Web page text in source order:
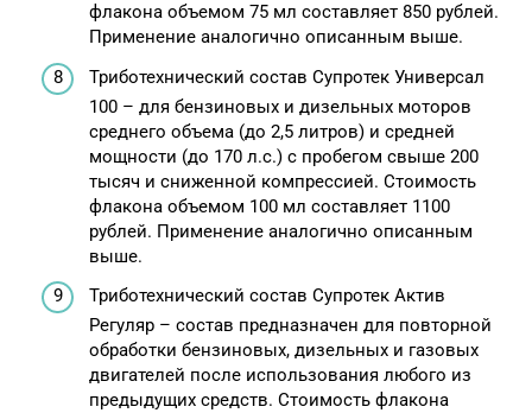
флакона объемом 75 мл составляет 850 рублей.
Применение аналогично описанным выше.
Триботехнический состав Супротек Универсал
100 – для бензиновых и дизельных моторов
среднего объема (до 2,5 литров) и средней
мощности (до 170 л.с.) с пробегом свыше 200
тысяч и сниженной компрессией. Стоимость
флакона объемом 100 мл составляет 1100
рублей. Применение аналогично описанным
выше.
Триботехнический состав Супротек Актив
Регуляр – состав предназначен для повторной
обработки бензиновых, дизельных и газовых
двигателей после использования любого из
предыдущих средств. Стоимость флакона